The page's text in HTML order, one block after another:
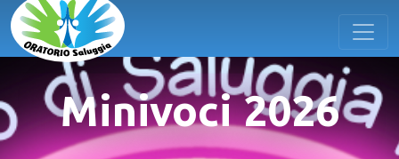
Minivoci 2026